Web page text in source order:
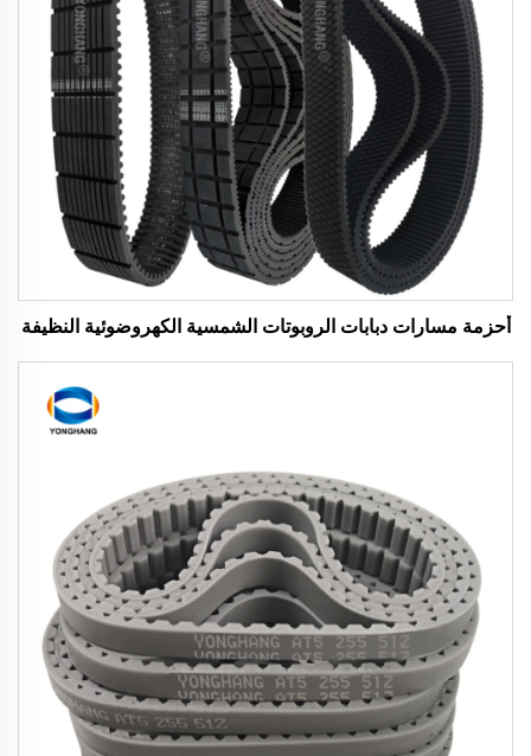
أحزمة مسارات دبابات الروبوتات الشمسية الكهروضوئية النظيفة